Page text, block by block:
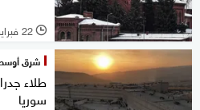
l 22 فبراير 2025
شرق
طلاء
سوريا